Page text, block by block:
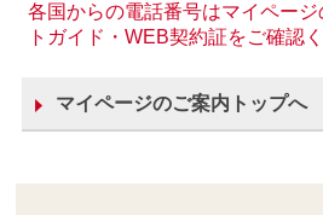
各国からの電話番号はマイペー
トガイド・WEB契約証をご確認く
マイページのご案内トップへ